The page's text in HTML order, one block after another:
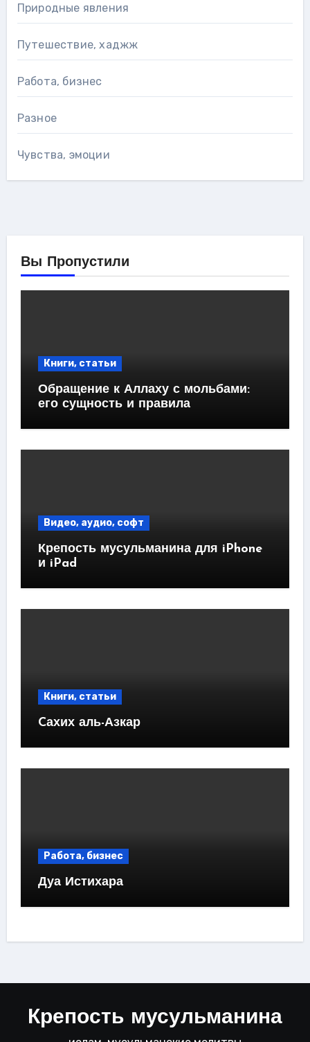
Природные явления
Путешествие, хаджж
Работа, бизнес
Разное
Чувства, эмоции
Вы Пропустили
Книги, статьи
Обращение к Аллаху с мольбами:
его сущность и правила
Видео, аудио, софт
Крепость мусульманина для iPhone
и iPad
Книги, статьи
Cахих аль-Азкар
Работа, бизнес
Дуа Истихара
Крепость мусульманина